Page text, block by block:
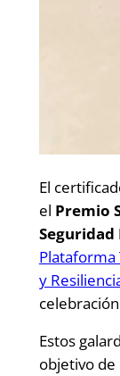
El
el Premio
Plataforma
y
Estos
objetivo de